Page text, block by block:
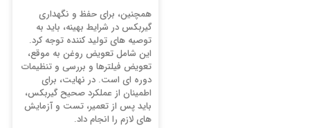
همچنین، برای حفظ و نگهداری
گیربکس در شرایط بهینه، باید به
توصیه ‌های تولید کننده توجه کرد.
این شامل تعویض روغن به موقع،
تعویض فیلترها و بررسی و تنظیمات
دوره ‌ای است. در نهایت، برای
اطمینان از عملکرد صحیح گیربکس،
باید پس از تعمیر، تست و آزمایش
‌های لازم را انجام داد.